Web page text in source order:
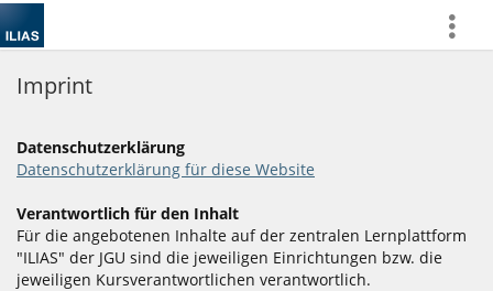
more
Imprint
Datenschutzerklärung
Datenschutzerklärung für diese Website
Verantwortlich für den Inhalt
Für die angebotenen Inhalte auf der zentralen Lernplattform
"ILIAS" der JGU sind die jeweiligen Einrichtungen bzw. die
jeweiligen Kursverantwortlichen verantwortlich.